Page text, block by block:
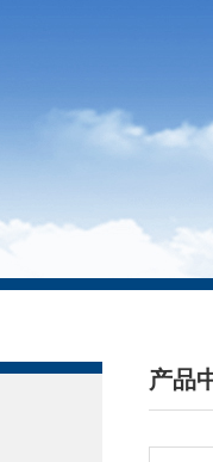
产品
/